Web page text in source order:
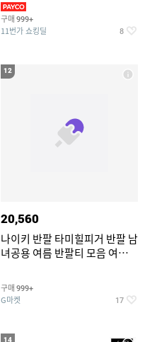
구매 999+
11번가 쇼킹딜 8
12
20,560
나이키 반팔 타미힐피거 반팔 남
녀공용 여름 반팔티 모음 여름
구매 999+
G마켓 17
14